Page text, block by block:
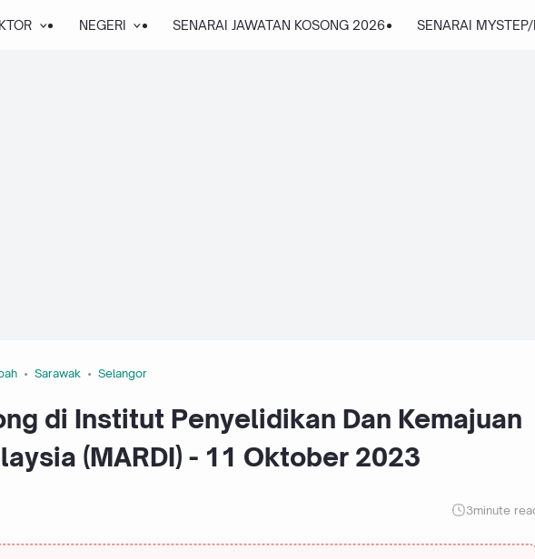
NEGERI SENARAI JAWATAN KOSONG 2026 SENARAI MYSTEP/
Sarawak Selangor
di Institut Penyelidikan Dan Kemajuan
(MARDI) - 11 Oktober 2023
3minute